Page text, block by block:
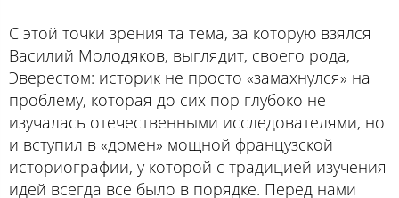
С этой точки зрения та тема, за которую взялся
Василий Молодяков, выглядит, своего рода,
Эверестом: историк не просто «замахнулся» на
проблему, которая до сих пор глубоко не
изучалась отечественными исследователями, но
и вступил в «домен» мощной французской
историографии, у которой с традицией изучения
идей всегда все было в порядке. Перед нами